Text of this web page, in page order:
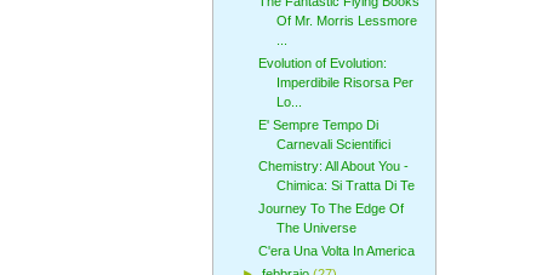
Of Mr. Morris Lessmore
Evolution of Evolution:
Imperdibile Risorsa Per
Lo...
E' Sempre Tempo Di
Carnevali Scientifici
Chemistry: All About You -
Chimica: Si Tratta Di Te
Journey To The Edge Of
The Universe
C'era Una Volta In America